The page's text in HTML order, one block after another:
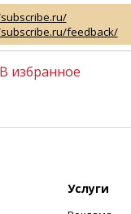
feedback/
В избранное
Услуги